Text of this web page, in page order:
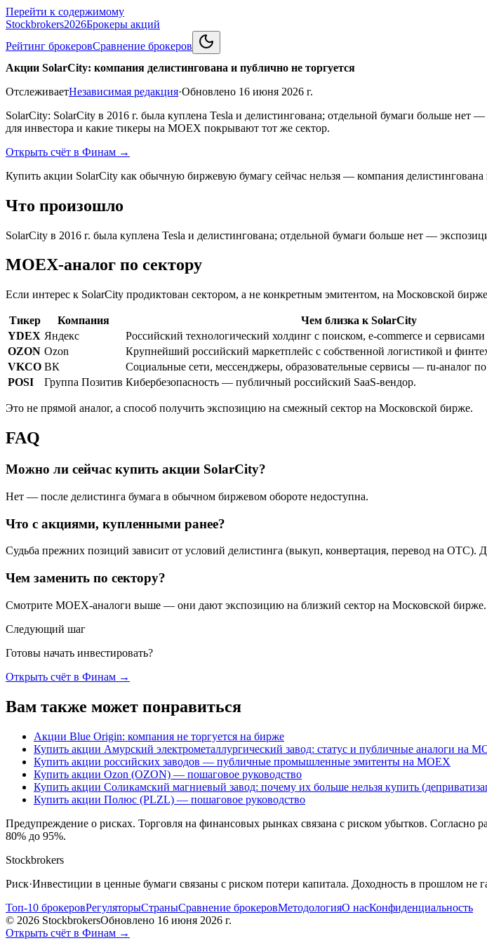
Перейти к содержимому
Stockbrokers2026Брокеры акций
Рейтинг брокеровСравнение брокеров
Акции SolarCity: компания делистингована и публично не торгуется
ОтслеживаетНезависимая редакция·Обновлено 16 июня 2026 г.
SolarCity: SolarCity в 2016 г. была куплена Tesla и делистингована; отдельной бумаги больше нет
для инвестора и какие тикеры на MOEX покрывают тот же сектор.
Открыть счёт в Финам →
Купить акции SolarCity как обычную биржевую бумагу сейчас нельзя — компания делистингована
Что произошло
SolarCity в 2016 г. была куплена Tesla и делистингована; отдельной бумаги больше нет —
MOEX-аналог по сектору
Если интерес к SolarCity продиктован сектором, а не конкретным эмитентом, на Московской
Тикер Компания
Чем близка к SolarCity
YDEX Яндекс
Российский технологический холдинг с поиском, e-commerce и сервисами
OZON Ozon
Крупнейший российский маркетплейс с собственной логистикой и
VKCO ВК
Социальные сети, мессенджеры, образовательные сервисы — ru-аналог
POSI
Группа Позитив Кибербезопасность — публичный российский SaaS-вендор.
Это не прямой аналог, а способ получить экспозицию на смежный сектор на Московской бирже.
FAQ
Можно ли сейчас купить акции SolarCity?
Нет — после делистинга бумага в обычном биржевом обороте недоступна.
Что с акциями, купленными ранее?
Судьба прежних позиций зависит от условий делистинга (выкуп, конвертация, перевод на OTC).
Чем заменить по сектору?
Смотрите MOEX-аналоги выше — они дают экспозицию на близкий сектор на Московской бирже.
Следующий шаг
Готовы начать инвестировать?
Открыть счёт в Финам →
Вам также может понравиться
Акции Blue Origin: компания не торгуется на бирже
Купить акции Амурский электрометаллургический завод: статус и публичные аналоги на
Купить акции российских заводов — публичные промышленные эмитенты на MOEX
Купить акции Ozon (OZON) — пошаговое руководство
Купить акции Соликамский магниевый завод: почему их больше нельзя купить
Купить акции Полюс (PLZL) — пошаговое руководство
Предупреждение о рисках. Торговля на финансовых рынках связана с риском убытков. Согласно
80% до 95%.
Stockbrokers
Риск·Инвестиции в ценные бумаги связаны с риском потери капитала. Доходность в прошлом не
Топ-10 брокеровРегуляторыСтраныСравнение брокеровМетодологияО насКонфиденциальность
© 2026 StockbrokersОбновлено 16 июня 2026 г.
Открыть счёт в Финам →